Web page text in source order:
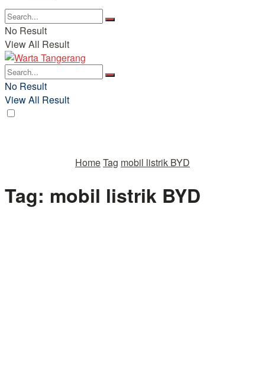
No Result
View All Result
No Result
View All Result
HomeTag mobil listrik BYD
Tag: mobil listrik BYD